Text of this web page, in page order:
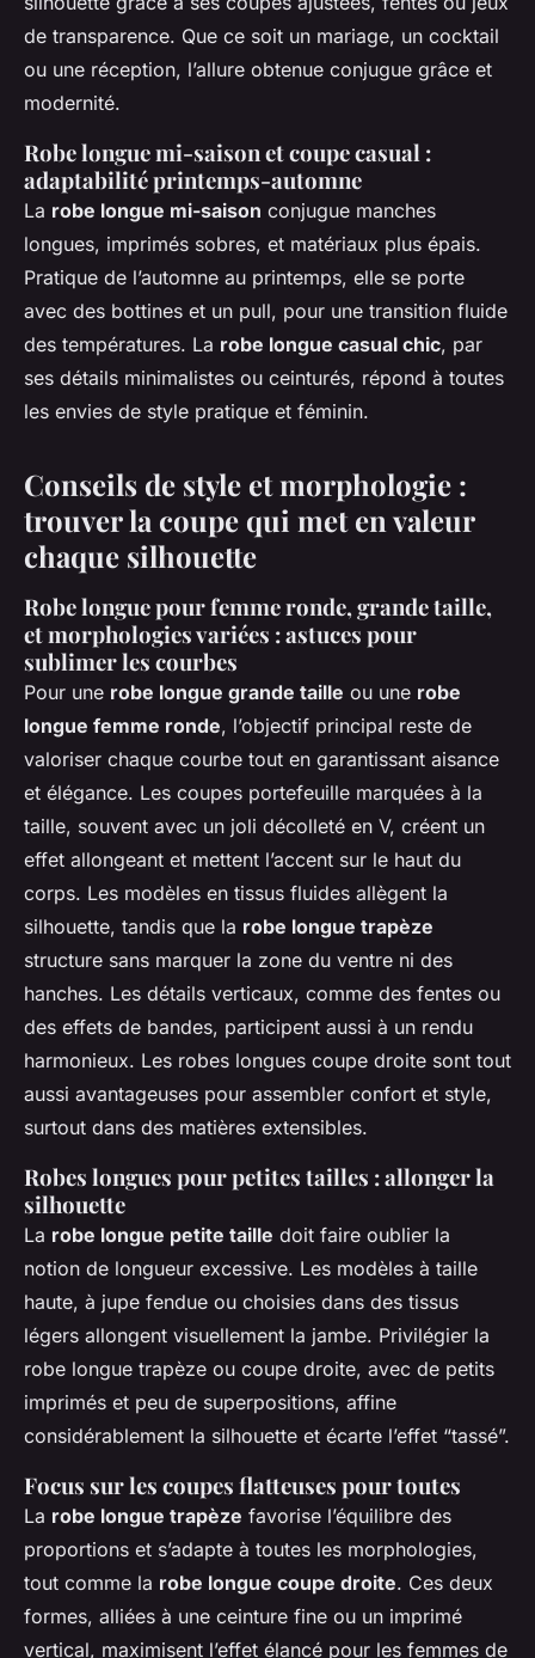
de transparence. Que ce soit un mariage, un cocktail
ou une réception, l’allure obtenue conjugue grâce et
modernité.
Robe longue mi-saison et coupe casual :
adaptabilité printemps-automne
La robe longue mi-saison conjugue manches
longues, imprimés sobres, et matériaux plus épais.
Pratique de l’automne au printemps, elle se porte
avec des bottines et un pull, pour une transition fluide
des températures. La robe longue casual chic, par
ses détails minimalistes ou ceinturés, répond à toutes
les envies de style pratique et féminin.
Conseils de style et morphologie :
trouver la coupe qui met en valeur
chaque silhouette
Robe longue pour femme ronde, grande taille,
et morphologies variées : astuces pour
sublimer les courbes
Pour une robe longue grande taille ou une robe
longue femme ronde, l’objectif principal reste de
valoriser chaque courbe tout en garantissant aisance
et élégance. Les coupes portefeuille marquées à la
taille, souvent avec un joli décolleté en V, créent un
effet allongeant et mettent l’accent sur le haut du
corps. Les modèles en tissus fluides allègent la
silhouette, tandis que la robe longue trapèze
structure sans marquer la zone du ventre ni des
hanches. Les détails verticaux, comme des fentes ou
des effets de bandes, participent aussi à un rendu
harmonieux. Les robes longues coupe droite sont tout
aussi avantageuses pour assembler confort et style,
surtout dans des matières extensibles.
Robes longues pour petites tailles : allonger la
silhouette
La robe longue petite taille doit faire oublier la
notion de longueur excessive. Les modèles à taille
haute, à jupe fendue ou choisies dans des tissus
légers allongent visuellement la jambe. Privilégier la
robe longue trapèze ou coupe droite, avec de petits
imprimés et peu de superpositions, affine
considérablement la silhouette et écarte l’effet “tassé”.
Focus sur les coupes flatteuses pour toutes
La robe longue trapèze favorise l’équilibre des
proportions et s’adapte à toutes les morphologies,
tout comme la robe longue coupe droite. Ces deux
formes, alliées à une ceinture fine ou un imprimé
vertical, maximisent l’effet élancé pour les femmes de